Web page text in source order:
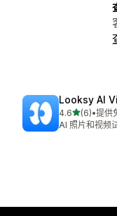
Looksy AI
4.6星（满分 5
(6)
总共 6 条评论
•提供
AI 照片和视频